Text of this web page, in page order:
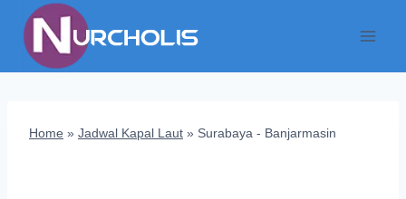
content
Home » Jadwal Kapal Laut » Surabaya - Banjarmasin